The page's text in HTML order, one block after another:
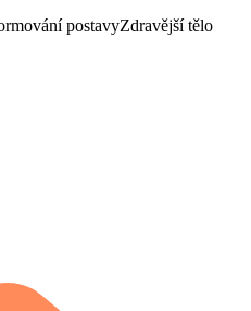
postavyZdravější tělo